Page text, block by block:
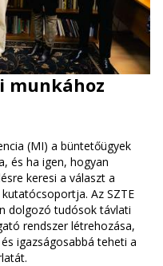
munkához
(MI) a büntetőügyek
és ha igen, hogyan
keresi a választ a
Az SZTE
dolgozó tudósok távlati
rendszer létrehozása,
igazságosabbá teheti a